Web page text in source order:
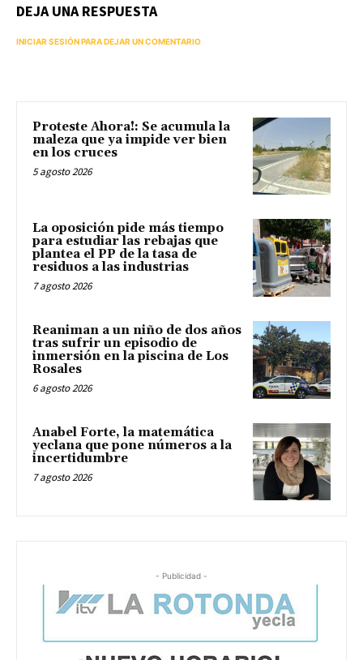
DEJA UNA RESPUESTA
INICIAR SESIÓN PARA DEJAR UN COMENTARIO
Proteste Ahora!: Se acumula la
maleza que ya impide ver bien
en los cruces
5 agosto 2026
La oposición pide más tiempo
para estudiar las rebajas que
plantea el PP de la tasa de
residuos a las industrias
7 agosto 2026
Reaniman a un niño de dos años
tras sufrir un episodio de
inmersión en la piscina de Los
Rosales
6 agosto 2026
Anabel Forte, la matemática
yeclana que pone números a la
incertidumbre
7 agosto 2026
- Publicidad -